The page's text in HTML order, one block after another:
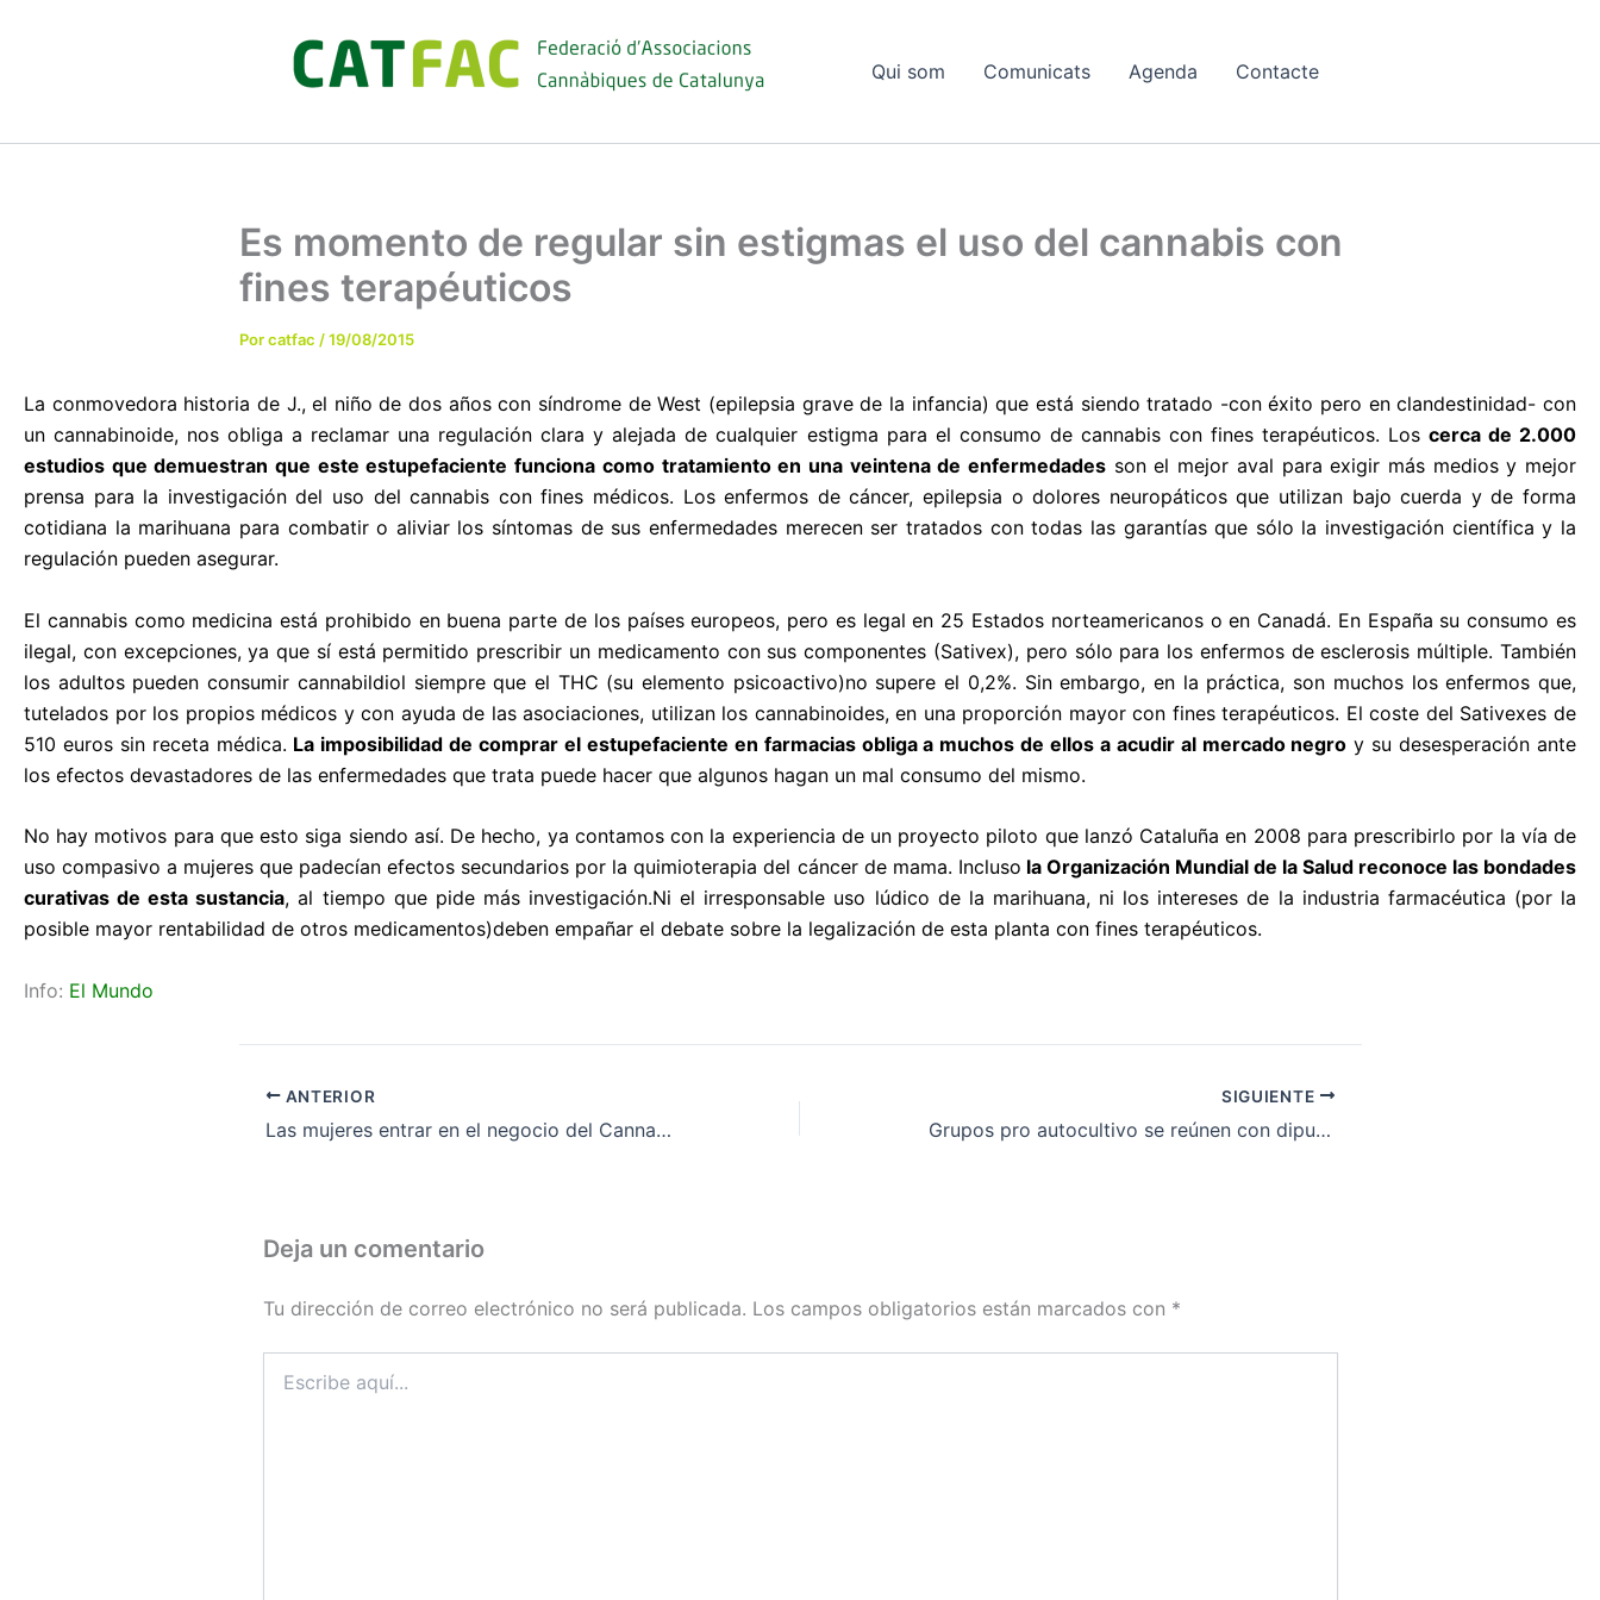
Qui som Comunicats Agenda Contacte
Es momento de regular sin estigmas el uso del cannabis con
fines terapéuticos
Porcatfac /19/08/2015
La conmovedora historia de J., el niño de dos años con síndrome de West (epilepsia grave de la infancia) que está siendo tratado -con éxito pero en clandestinidad- con
un cannabinoide, nos obliga a reclamar una regulación clara y alejada de cualquier estigma para el consumo de cannabis con fines terapéuticos. Los cerca de 2.000
estudios que demuestran que este estupefaciente funciona como tratamiento en una veintena de enfermedades son el mejor aval para exigir más medios y mejor
prensa para la investigación del uso del cannabis con fines médicos. Los enfermos de cáncer, epilepsia o dolores neuropáticos que utilizan bajo cuerda y de forma
cotidiana la marihuana para combatir o aliviar los síntomas de sus enfermedades merecen ser tratados con todas las garantías que sólo la investigación científica y la
regulación pueden asegurar.
El cannabis como medicina está prohibido en buena parte de los países europeos, pero es legal en 25 Estados norteamericanos o en Canadá. En España su consumo es
ilegal, con excepciones, ya que sí está permitido prescribir un medicamento con sus componentes (Sativex), pero sólo para los enfermos de esclerosis múltiple. También
los adultos pueden consumir cannabildiol siempre que el THC (su elemento psicoactivo)no supere el 0,2%. Sin embargo, en la práctica, son muchos los enfermos que,
tutelados por los propios médicos y con ayuda de las asociaciones, utilizan los cannabinoides, en una proporción mayor con fines terapéuticos. El coste del Sativexes de
510 euros sin receta médica. La imposibilidad de comprar el estupefaciente en farmacias obliga a muchos de ellos a acudir al mercado negro y su desesperación ante
los efectos devastadores de las enfermedades que trata puede hacer que algunos hagan un mal consumo del mismo.
No hay motivos para que esto siga siendo así. De hecho, ya contamos con la experiencia de un proyecto piloto que lanzó Cataluña en 2008 para prescribirlo por la vía de
uso compasivo a mujeres que padecían efectos secundarios por la quimioterapia del cáncer de mama. Incluso la Organización Mundial de la Salud reconoce las bondades
curativas de esta sustancia, al tiempo que pide más investigación.Ni el irresponsable uso lúdico de la marihuana, ni los intereses de la industria farmacéutica (por la
posible mayor rentabilidad de otros medicamentos)deben empañar el debate sobre la legalización de esta planta con fines terapéuticos.
Info: El Mundo
ANTERIOR
Las mujeres entrar en el negocio del Cannabis
SIGUIENTE
Grupos pro autocultivo se reúnen con diputados Chilenos
Deja un comentario
Tu dirección de correo electrónico no será publicada. Los campos obligatorios están marcados con *
aquí...